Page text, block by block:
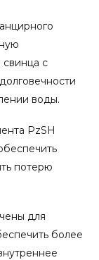
с
воды.
PzSH
потерю
для
более